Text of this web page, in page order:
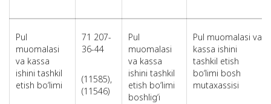
Pul
muomalasi
va kassa
ishini tashkil
etish bo‘limi
71 207-
36-44
(11585),
(11546)
Pul
muomalasi
va kassa
ishini tashkil
etish bo‘limi
boshlig‘i
Pul muomalasi va
kassa ishini
tashkil etish
bo‘limi bosh
mutaxassisi